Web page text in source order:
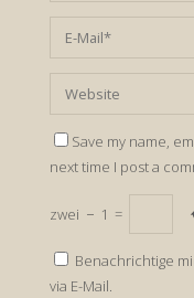
Save my name,
next time I post a
zwei − 1 =
Benachrichtige
via E-Mail.